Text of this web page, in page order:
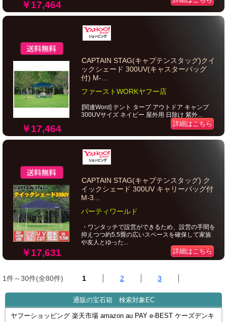
￥17,464
￥17,464
CAPTAIN STAG(キャプテンスタッグ)クイ
ックシェード 300UV(キャスターバッグ
付) M-...
ファーストWORKヤフー店
[関連Word] テント タープ アウトドア キャンプ
300UVサイズ ネイビー 屋外用 日除け 紫外...
詳細はこちら
￥17,631
CAPTAIN STAG(キャプテンスタッグ) ク
イックシェード 300UV キャリーバッグ付
M-3...
パーティワールド
・ワンタッチで設営ができるため、設営の手間を
抑えつつ約5.5畳の広いスペースを確保して家族
や友人とゆった...
詳細はこちら
1件～30件(全80件) 1 2 3
通販の宝石箱 検索対象EC
ヤフーショッピング 楽天市場 amazon au PAY e-BEST ケーズデンキ